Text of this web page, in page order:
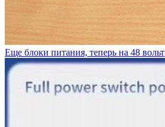
Еще блоки питания, теперь на 48 вольт